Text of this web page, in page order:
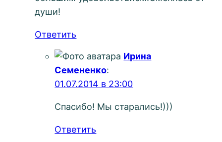
души!
Ответить
Ирина
Семененко:
01.07.2014 в 23:00
Спасибо! Мы старались!)))
Ответить